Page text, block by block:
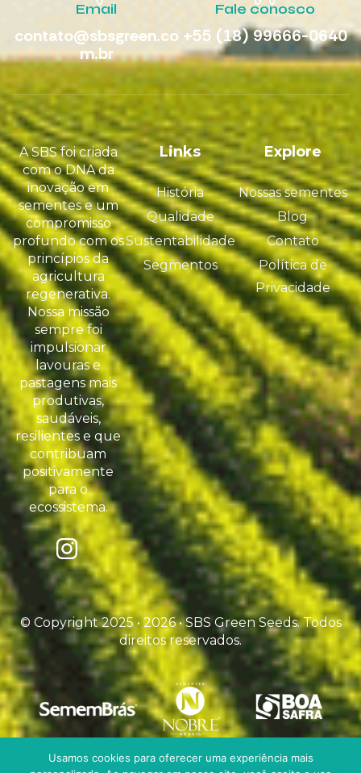
Email
contato@sbsgreen.co
m.br
Fale conosco
+55 (18) 99666-0640
Links
História
Qualidade
Sustentabilidade
Segmentos
Explore
Nossas sementes
Blog
Contato
Política de
Privacidade
A SBS foi criada
com o DNA da
inovação em
sementes e um
compromisso
profundo com os
princípios da
agricultura
regenerativa.
Nossa missão
sempre foi
impulsionar
lavouras e
pastagens mais
produtivas,
saudáveis,
resilientes e que
contribuam
positivamente
para o
ecossistema.
© Copyright 2025 • 2026 • SBS Green Seeds. Todos
direitos reservados.
Usamos cookies para oferecer uma experiência mais